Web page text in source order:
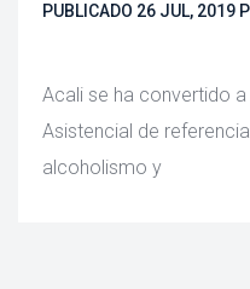
PUBLICADO 26 JUL, 2019
Acali se ha convertido
Asistencial de
alcoholismo y